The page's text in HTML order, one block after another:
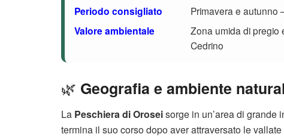
Periodo consigliato Primavera e autunno
Valore ambientale
Zona umida di pregio
Cedrino
🌿 Geografia e ambiente
La Peschiera di Oroseisorge in un’area di grande
termina il suo corso dopo aver attraversato le